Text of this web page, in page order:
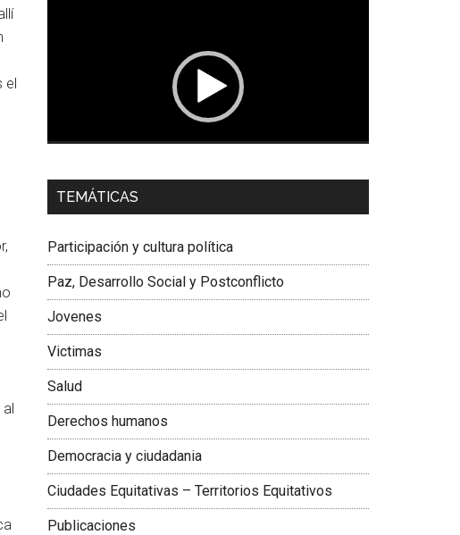
el
Dra. Carolina Corcho Mejía,
Latinoamericana Sur, Vicepresidenta Federación
TEMÁTICAS
Participación y cultura política
Paz, Desarrollo Social y Postconflicto
Jovenes
Victimas
Salud
Derechos humanos
Democracia y ciudadania
Ciudades Equitativas – Territorios Equitativos
Publicaciones